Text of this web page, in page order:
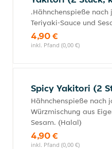
.Hähnchenspieße
Teriyaki-Sauce und
4,90 €
inkl. Pfand (0,00 €)
Spicy Yakitori (2
Hähnchenspieße nach
Würzmischung aus
Sesam. (Halal)
4,90 €
inkl. Pfand (0,00 €)